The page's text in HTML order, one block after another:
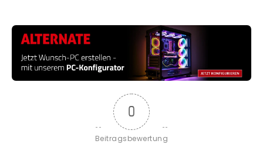
0
Beitragsbewertung